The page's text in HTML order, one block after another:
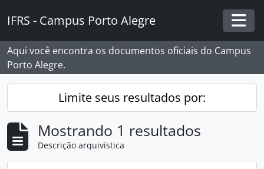
IFRS - Campus Porto Alegre
Aqui você encontra os documentos oficiais do Campus
Porto Alegre.
Limite seus resultados por:
Mostrando 1 resultados
Descrição arquivística